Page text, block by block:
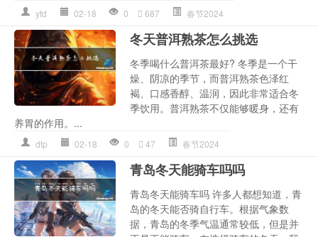
ytd 02-18 0 687 春节2024
冬天普洱熟茶怎么挑选
冬季喝什么普洱茶最好? 冬季是一个干
燥、阴凉的季节，而普洱熟茶色泽红
褐、口感香醇、温润，因此非常适合冬
季饮用。普洱熟茶不仅能够暖身，还有
养胃的作用。...
dtp 02-18 0 47 春节2024
青岛冬天能骑车吗吗
青岛冬天能骑车吗 许多人都想知道，青
岛的冬天能否骑自行车。根据气象数
据，青岛的冬季气温通常较低，但是并